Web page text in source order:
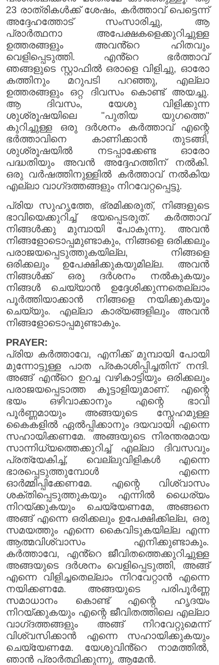
23 രാത്രികൾക്ക് ശേഷം, കർത്താവ് പെട്ടെന്ന്
അദ്ദേഹത്തോട് സംസാരിച്ചു, ആ
പ്രാർത്ഥനാ അപേക്ഷകളെക്കുറിച്ചുള്ള
ഉത്തരങ്ങളും അവൻ്റെ ഹിതവും
വെളിപ്പെടുത്തി. എൻ്റെ ഭർത്താവ്
ഞങ്ങളുടെ സ്റ്റാഫിൽ ഒരാളെ വിളിച്ചു, ഓരോ
കത്തിനും മറുപടി പറഞ്ഞു, എല്ലാ
ഉത്തരങ്ങളും ഒറ്റ ദിവസം കൊണ്ട് അയച്ചു.
ആ ദിവസം, യേശു വിളിക്കുന്ന
ശുശ്രൂഷയിലെ "പുതിയ യുഗത്തെ"
കുറിച്ചുള്ള ഒരു ദർശനം കർത്താവ് എന്റെ
ഭർത്താവിനെ കാണിക്കാൻ തുടങ്ങി,
ശുശ്രൂഷയിൽ നടപ്പാക്കേണ്ട ഓരോ
പദ്ധതിയും അവൻ അദ്ദേഹത്തിന് നൽകി.
ഒരു വർഷത്തിനുള്ളിൽ കർത്താവ് നൽകിയ
എല്ലാ വാഗ്‌ദത്തങ്ങളും നിറവേറ്റപ്പെട്ടു.
പ്രിയ സുഹൃത്തേ, ഭ്രമിക്കരുത്, നിങ്ങളുടെ
ഭാവിയെക്കുറിച്ച് ഭയപ്പെടരുത്. കർത്താവ്
നിങ്ങൾക്കു മുമ്പായി പോകുന്നു. അവൻ
നിങ്ങളോടൊപ്പമുണ്ടാകും, നിങ്ങളെ ഒരിക്കലും
പരാജയപ്പെടുത്തുകയില്ല, നിങ്ങളെ
ഒരിക്കലും ഉപേക്ഷിക്കുകയുമില്ല. അവൻ
നിങ്ങൾക്ക് ഒരു ദർശനം നൽകുകയും
നിങ്ങൾ ചെയ്യാൻ ഉദ്ദേശിക്കുന്നതെല്ലാം
പൂർത്തിയാക്കാൻ നിങ്ങളെ നയിക്കുകയും
ചെയ്യും. എല്ലാ കാര്യങ്ങളിലും അവൻ
നിങ്ങളോടൊപ്പമുണ്ടാകും.
PRAYER:
പ്രിയ കർത്താവേ, എനിക്ക് മുമ്പായി പോയി
മുന്നോട്ടുള്ള പാത പ്രകാശിപ്പിച്ചതിന് നന്ദി.
അങ്ങ് എൻ്റെ ഉറച്ച വഴികാട്ടിയും ഒരിക്കലും
പരാജയപ്പെടാത്ത കൂട്ടാളിയുമാണ്. എന്റെ
ഭയം ഒഴിവാക്കാനും എന്റെ ഭാവി
പൂർണ്ണമായും അങ്ങയുടെ സ്നേഹമുള്ള
കൈകളിൽ ഏൽപ്പിക്കാനും ദയവായി എന്നെ
സഹായിക്കണമേ. അങ്ങയുടെ നിരന്തരമായ
സാന്നിധ്യത്തെക്കുറിച്ച് എല്ലാ ദിവസവും
പ്രത്യേകിച്ച്, വെല്ലുവിളികൾ എന്നെ
ഭാരപ്പെടുത്തുമ്പോൾ എന്നെ
ഓർമ്മിപ്പിക്കേണമേ. എന്റെ വിശ്വാസം
ശക്തിപ്പെടുത്തുകയും എന്നിൽ ധൈര്യം
നിറയ്ക്കുകയും ചെയ്യേണമേ, അങ്ങനെ
അങ്ങ് എന്നെ ഒരിക്കലും ഉപേക്ഷിക്കില്ല, ഒരു
സമയത്തും എന്നെ കൈവിടുകയില്ല എന്ന
ആത്മവിശ്വാസം എനിക്കുണ്ടാകും.
കർത്താവേ, എൻ്റെ ജീവിതത്തെക്കുറിച്ചുള്ള
അങ്ങയുടെ ദർശനം വെളിപ്പെടുത്തി, അങ്ങ്
എന്നെ വിളിച്ചതെല്ലാം നിറവേറ്റാൻ എന്നെ
നയിക്കണമേ. അങ്ങയുടെ പരിപൂർണ്ണ
സമാധാനം കൊണ്ട് എന്റെ ഹൃദയം
നിറയ്ക്കുകയും എന്റെ ജീവിതത്തിലെ എല്ലാ
വാഗ്‌ദത്തങ്ങളും അങ്ങ് നിറവേറ്റുമെന്ന്
വിശ്വസിക്കാൻ എന്നെ സഹായിക്കുകയും
ചെയ്യേണമേ. യേശുവിൻ്റെ നാമത്തിൽ,
ഞാൻ പ്രാർത്ഥിക്കുന്നു, ആമേൻ.